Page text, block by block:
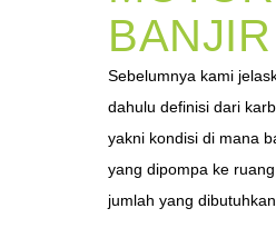
BANJIR
Sebelumnya kami
dahulu definisi dari
yakni kondisi di mana
yang dipompa ke
jumlah yang